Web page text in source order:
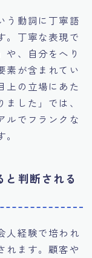
う動詞に丁寧語
。丁寧な表現で
や、自分をへり
素が含まれてい
上の立場にあた
した」では、
ルでフランクな
と判断される
人経験で培われ
れます。顧客や